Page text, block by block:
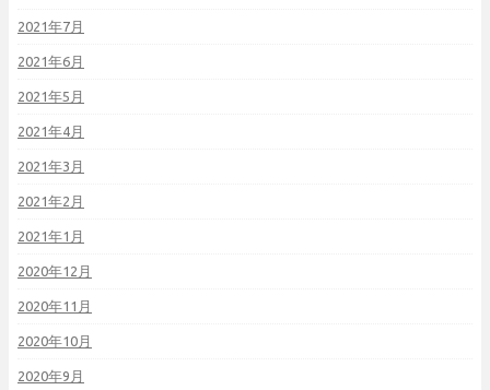
2021年7月
2021年6月
2021年5月
2021年4月
2021年3月
2021年2月
2021年1月
2020年12月
2020年11月
2020年10月
2020年9月